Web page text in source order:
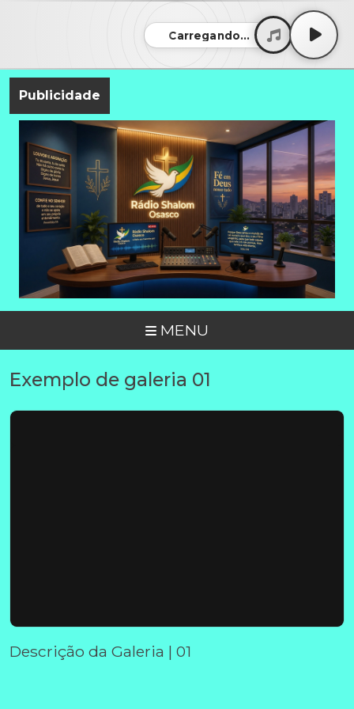
Carregando...
Publicidade
MENU
Exemplo de galeria 01
Descrição da Galeria | 01